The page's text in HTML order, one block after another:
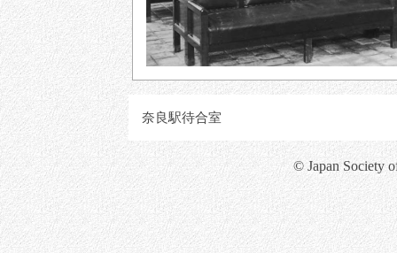
奈良駅待合室
© Japan Society